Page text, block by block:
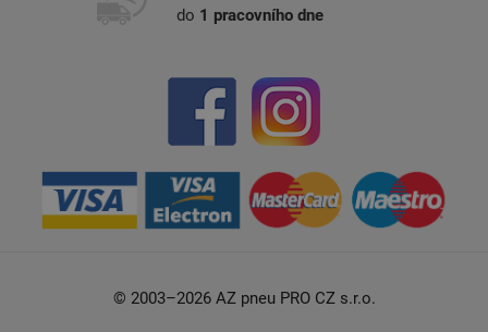
do 1 pracovního dne
© 2003–2026 AZ pneu PRO CZ s.r.o.